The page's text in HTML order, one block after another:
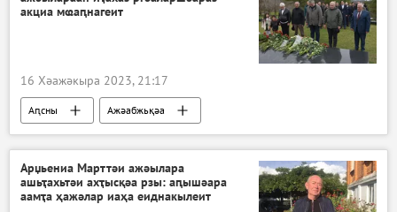
акциа мҩаԥнагеит
16 Хәажәкыра 2023, 21:17
Аԥсны Ажәабжьқәа
Арџьениа Марттәи ажәылара
ашьҭахьтәи ахҭысқәа рзы: аԥышәара
аамҭа ҳажәлар иаҳа еиднакылеит